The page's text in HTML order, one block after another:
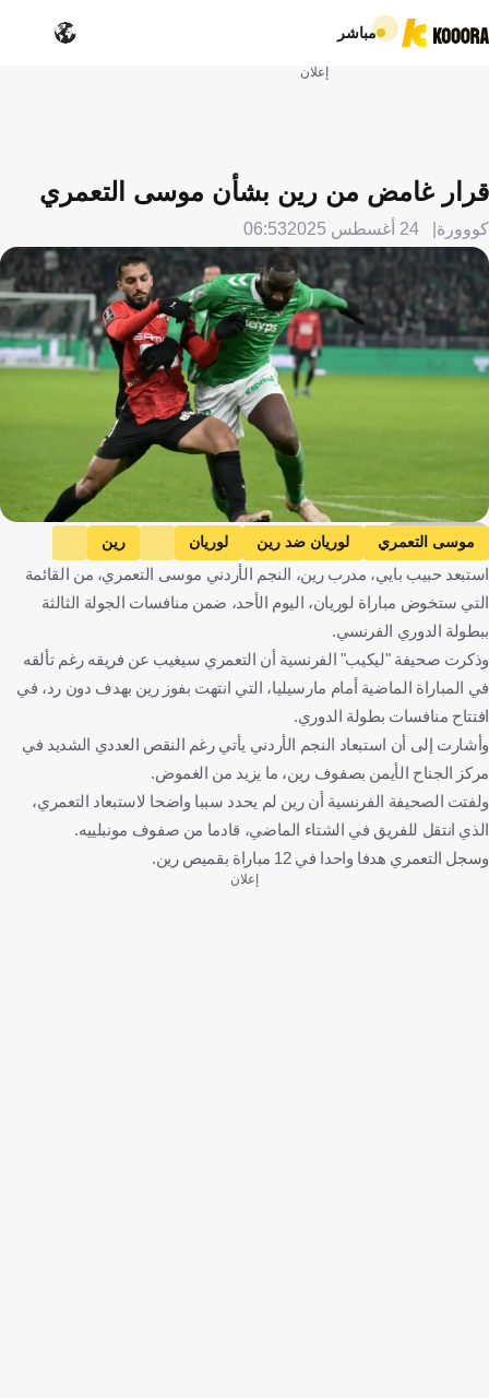
مباشر
إعلان
قرار غامض من رين بشأن موسى التعمري
كووورة 24 أغسطس 2025 06:53
Getty Images
موسى التعمري لوريان ضد رين لوريان
رين
الدوري الفرنسي
الأردن فرنسا كرة قدم
استبعد حبيب بايي، مدرب رين، النجم الأردني موسى التعمري، من القائمة
التي ستخوض مباراة لوريان، اليوم الأحد، ضمن منافسات الجولة الثالثة
ببطولة الدوري الفرنسي.
وذكرت صحيفة "ليكيب" الفرنسية أن التعمري سيغيب عن فريقه رغم تألقه
في المباراة الماضية أمام مارسيليا، التي انتهت بفوز رين بهدف دون رد، في
افتتاح منافسات بطولة الدوري.
وأشارت إلى أن استبعاد النجم الأردني يأتي رغم النقص العددي الشديد في
مركز الجناح الأيمن بصفوف رين، ما يزيد من الغموض.
ولفتت الصحيفة الفرنسية أن رين لم يحدد سببا واضحا لاستبعاد التعمري،
الذي انتقل للفريق في الشتاء الماضي، قادما من صفوف مونبلييه.
وسجل التعمري هدفا واحدا في 12 مباراة بقميص رين.
إعلان